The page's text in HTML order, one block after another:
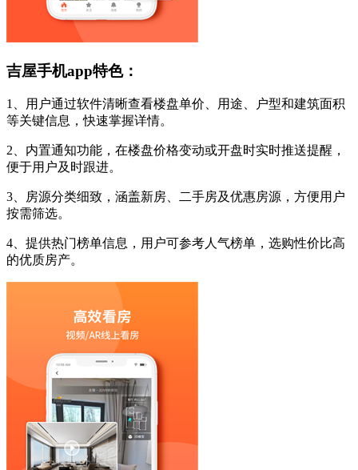
吉屋手机app特色：
1、用户通过软件清晰查看楼盘单价、用途、户型和建筑面积
等关键信息，快速掌握详情。
2、内置通知功能，在楼盘价格变动或开盘时实时推送提醒，
便于用户及时跟进。
3、房源分类细致，涵盖新房、二手房及优惠房源，方便用户
按需筛选。
4、提供热门榜单信息，用户可参考人气榜单，选购性价比高
的优质房产。